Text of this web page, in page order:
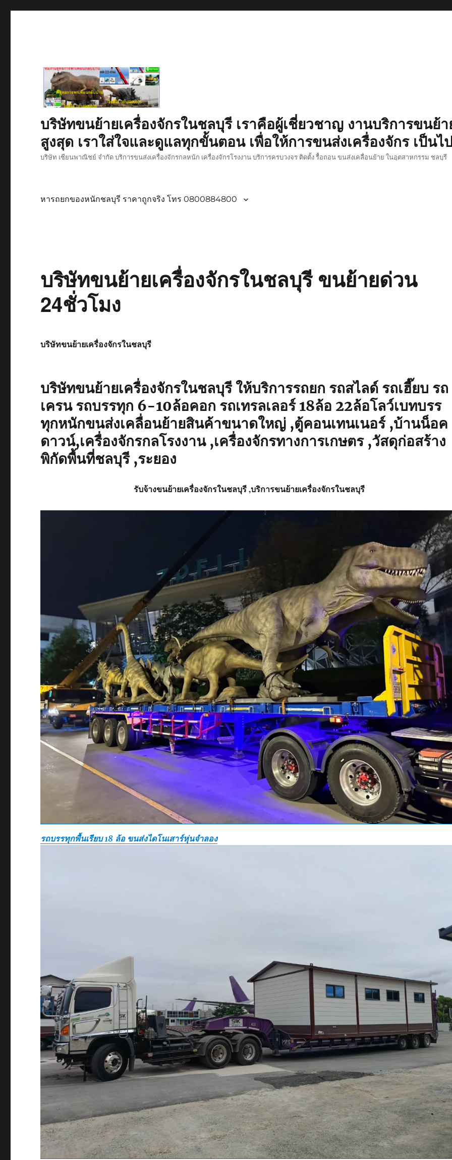
บริษัทขนย้ายเครื่องจักรในชลบุรี เราคือผู้เชี่ยวชาญ งานบริการขนย้
สูงสุด เราใส่ใจและดูแลทุกขั้นตอน เพื่อให้การขนส่งเครื่องจักร เป็นไ
บริษัท เซียนพาณิชย์ จำกัด บริการขนส่งเครื่องจักรกลหนัก เครื่องจักรโรงงาน บริการครบวงจร ติดตั้ง รื้อถอน ขนส่งเคลื่อนย้าย ในอุตสาหกรรม ชลบุรี
หารถยกของหนักชลบุรี ราคาถูกจริง โทร 0800884800
บริษัทขนย้ายเครื่องจักรในชลบุรี ขนย้ายด่วน
24ชั่วโมง
บริษัทขนย้ายเครื่องจักรในชลบุรี
บริษัทขนย้ายเครื่องจักรในชลบุรี ให้บริการรถยก รถสไลด์ รถเฮี๊ยบ รถ
เครน รถบรรทุก 6-10ล้อคอก รถเทรลเลอร์ 18ล้อ 22ล้อโลว์เบทบรร
ทุกหนักขนส่งเคลื่อนย้ายสินค้าขนาดใหญ่ ,ตู้คอนเทนเนอร์ ,บ้านน็อค
ดาวน์,เครื่องจักรกลโรงงาน ,เครื่องจักรทางการเกษตร ,วัสดุก่อสร้าง
พิกัดพื้นที่ชลบุรี ,ระยอง
รับจ้างขนย้ายเครื่องจักรในชลบุรี,บริการขนย้ายเครื่องจักรในชลบุรี
รถบรรทุกพื้นเรียบ 18 ล้อ ขนส่งไดโนเสาร์หุ่นจำลอง